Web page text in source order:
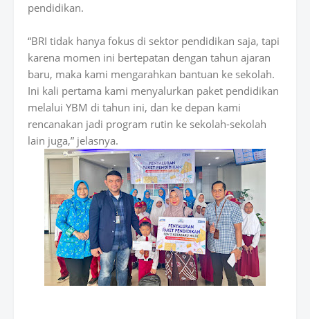
pendidikan.
“BRI tidak hanya fokus di sektor pendidikan saja, tapi
karena momen ini bertepatan dengan tahun ajaran
baru, maka kami mengarahkan bantuan ke sekolah.
Ini kali pertama kami menyalurkan paket pendidikan
melalui YBM di tahun ini, dan ke depan kami
rencanakan jadi program rutin ke sekolah-sekolah
lain juga,” jelasnya.